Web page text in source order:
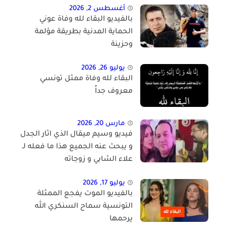
أغسطس 2, 2026
بالفيديو البقاء لله وفاة عوني
الحماية المدنية بطريقة مؤلمة
وحزينة
يوليو 26, 2026
البقاء لله وفاة ممثل تونسي
معروف جداً
مارس 20, 2026
فيديو وسيم ميقال الذي اثار الجدل
و يبحث عنه الجميع هذا ما فعله لـ
علاء الشابي و زوجاته
يوليو 17, 2026
بالفيديو الموت يفجع الممثلة
التونسية سماح السنكري الله
يرحمها